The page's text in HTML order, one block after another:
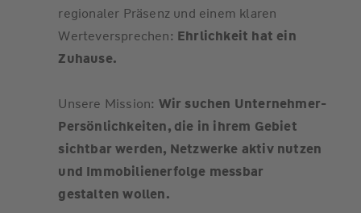
regionaler Präsenz und einem klaren
Werteversprechen: Ehrlichkeit hat ein
Zuhause.
Unsere Mission: Wir suchen Unternehmer-
Persönlichkeiten, die in ihrem Gebiet
sichtbar werden, Netzwerke aktiv nutzen
und Immobilienerfolge messbar
gestalten wollen.